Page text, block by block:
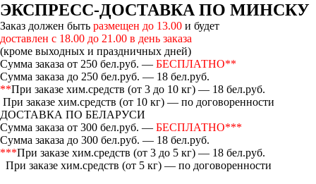
ЭКСПРЕСС-ДОСТАВКА ПО МИНСКУ
Заказ должен быть размещен до 13.00 и будет
доставлен с 18.00 до 21.00 в день заказа
(кроме выходных и праздничных дней)
Сумма заказа от 250 бел.руб. — БЕСПЛАТНО**
Сумма заказа до 250 бел.руб. — 18 бел.руб.
**При заказе хим.средств (от 3 до 10 кг) — 18 бел.руб.
При заказе хим.средств (от 10 кг) — по договоренности
ДОСТАВКА ПО БЕЛАРУСИ
Сумма заказа от 300 бел.руб. — БЕСПЛАТНО***
Сумма заказа до 300 бел.руб. — 18 бел.руб.
***При заказе хим.средств (от 3 до 5 кг) — 18 бел.руб.
При заказе хим.средств (от 5 кг) — по договоренности